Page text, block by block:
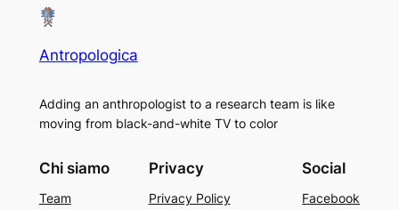
Antropologica
Adding an anthropologist to a research team is like
moving from black-and-white TV to color
Chi siamo
Team
Privacy
Privacy Policy
Social
Facebook